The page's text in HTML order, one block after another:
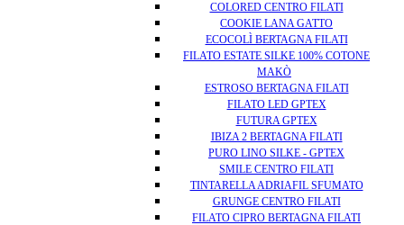
COLORED CENTRO FILATI
COOKIE LANA GATTO
ECOCOLÌ BERTAGNA FILATI
FILATO ESTATE SILKE 100% COTONE
MAKÒ
ESTROSO BERTAGNA FILATI
FILATO LED GPTEX
FUTURA GPTEX
IBIZA 2 BERTAGNA FILATI
PURO LINO SILKE - GPTEX
SMILE CENTRO FILATI
TINTARELLA ADRIAFIL SFUMATO
GRUNGE CENTRO FILATI
FILATO CIPRO BERTAGNA FILATI